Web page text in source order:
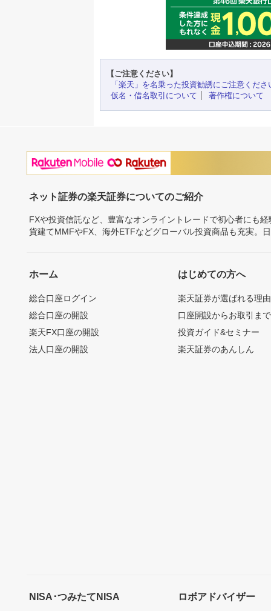
【ご注意ください】
「楽天」を名乗った投資勧誘にご注意くださ
仮名・借名取引について
著作権について
ネット証券の楽天証券についてのご紹介
FXや投資信託など、豊富なオンライントレードで初心者にも
貨建てMMFやFX、海外ETFなどグローバル投資商品も充実。
ホーム
総合口座ログイン
総合口座の開設
楽天FX口座の開設
法人口座の開設
はじめての方へ
楽天証券が選ばれる理由
口座開設からお取引ま
投資ガイド&セミナー
楽天証券のあんしん
NISA･つみたてNISA ロボアドバイザー